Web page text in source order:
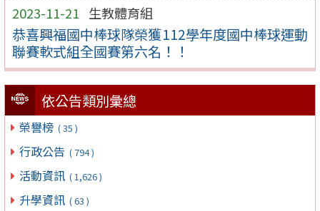
2023-11-21 生教體育組
恭喜興福國中棒球隊榮獲112學年度國中棒球運動
聯賽軟式組全國賽第六名！！
依公告類別彙總
榮譽榜 ( 35 )
行政公告 ( 794 )
活動資訊 ( 1,626 )
升學資訊 ( 63 )